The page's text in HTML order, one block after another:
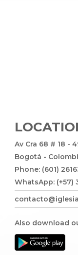
Av Cra 68 # 18 -
Bogotá -
Phone: (601)
WhatsApp: (+57)
Also download